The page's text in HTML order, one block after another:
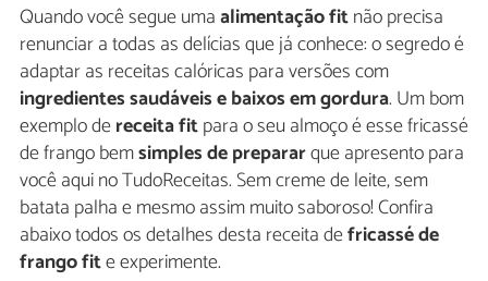
Quando você segue umaalimentação fitnão precisa
renunciar a todas as delícias que já conhece: o segredo é
adaptar as receitas calóricas para versões com
ingredientes saudáveis e baixos em gordura. Um bom
exemplo dereceita fitpara o seu almoço é esse fricassé
de frango bemsimples de prepararque apresento para
você aqui no TudoReceitas. Sem creme de leite, sem
batata palha e mesmo assim muito saboroso! Confira
abaixo todos os detalhes desta receita defricassé de
frango fite experimente.